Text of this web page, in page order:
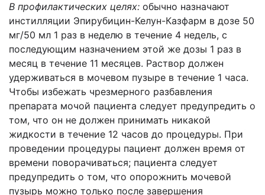
В профилактических целях: обычно назначают
инстилляции Эпирубицин-Келун-Казфарм в дозе 50
мг/50 мл 1 раз в неделю в течение 4 недель, с
последующим назначением этой же дозы 1 раз в
месяц в течение 11 месяцев. Раствор должен
удерживаться в мочевом пузыре в течение 1 часа.
Чтобы избежать чрезмерного разбавления
препарата мочой пациента следует предупредить о
том, что он не должен принимать никакой
жидкости в течение 12 часов до процедуры. При
проведении процедуры пациент должен время от
времени поворачиваться; пациента следует
предупредить о том, что опорожнить мочевой
пузырь можно только после завершения